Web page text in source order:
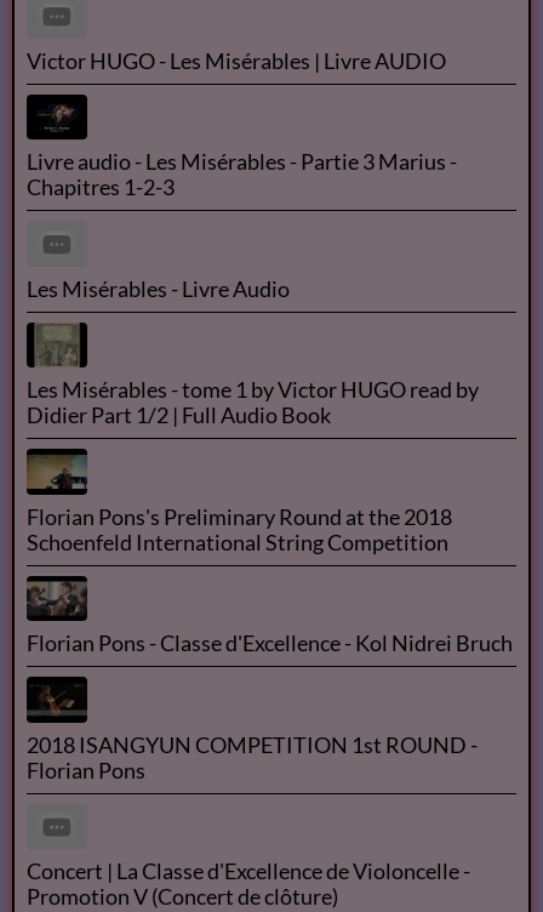
Victor HUGO - Les Misérables | Livre AUDIO
Livre audio - Les Misérables - Partie 3 Marius -
Chapitres 1-2-3
Les Misérables - Livre Audio
Les Misérables - tome 1 by Victor HUGO read by
Didier Part 1/2 | Full Audio Book
Florian Pons's Preliminary Round at the 2018
Schoenfeld International String Competition
Florian Pons - Classe d'Excellence - Kol Nidrei Bruch
2018 ISANGYUN COMPETITION 1st ROUND -
Florian Pons
Concert | La Classe d'Excellence de Violoncelle -
Promotion V (Concert de clôture)